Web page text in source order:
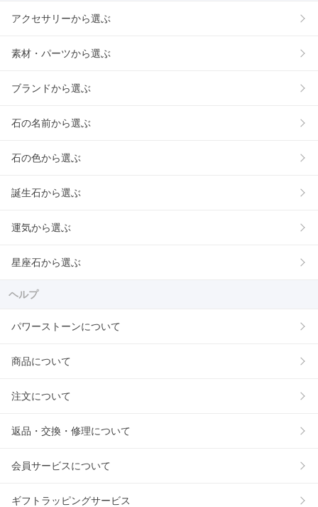
アクセサリーから選ぶ
素材・パーツから選ぶ
ブランドから選ぶ
石の名前から選ぶ
石の色から選ぶ
誕生石から選ぶ
運気から選ぶ
星座石から選ぶ
ヘルプ
パワーストーンについて
商品について
注文について
返品・交換・修理について
会員サービスについて
ギフトラッピングサービス